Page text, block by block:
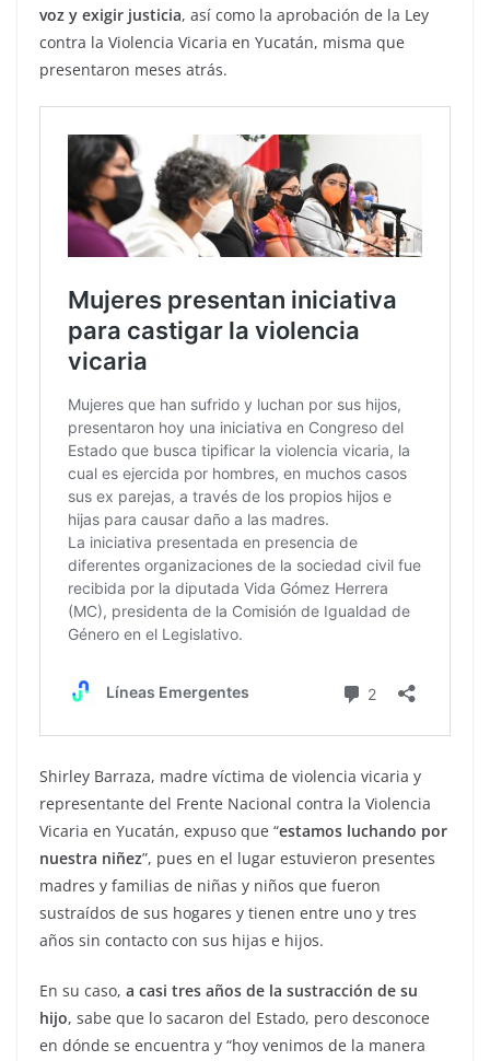
voz y exigir justicia, así como la aprobación de la Ley
contra la Violencia Vicaria en Yucatán, misma que
presentaron meses atrás.
Shirley Barraza, madre víctima de violencia vicaria y
representante del Frente Nacional contra la Violencia
Vicaria en Yucatán, expuso que “estamos luchando por
nuestra niñez”, pues en el lugar estuvieron presentes
madres y familias de niñas y niños que fueron
sustraídos de sus hogares y tienen entre uno y tres
años sin contacto con sus hijas e hijos.
En su caso, a casi tres años de la sustracción de su
hijo, sabe que lo sacaron del Estado, pero desconoce
en dónde se encuentra y “hoy venimos de la manera